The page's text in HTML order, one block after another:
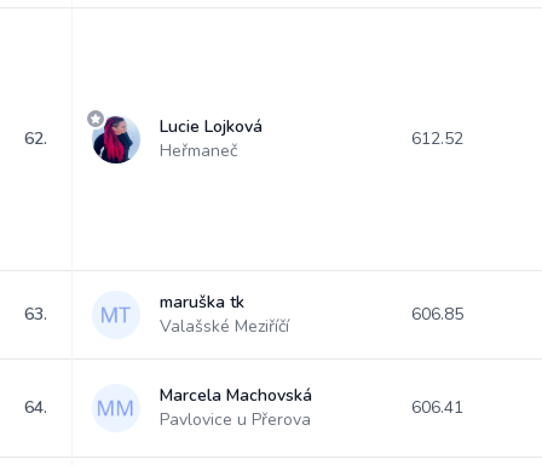
62.
Lucie Lojková
Heřmaneč
612.52
63.
maruška tk
Valašské Meziříčí
606.85
64.
Marcela Machovská
Pavlovice u Přerova
606.41